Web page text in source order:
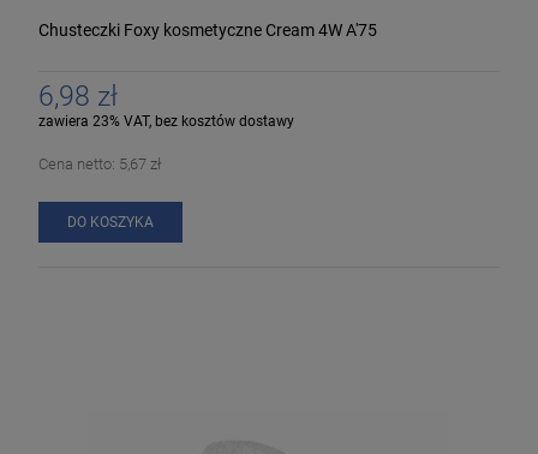
Chusteczki Foxy kosmetyczne Cream 4W A'75
6,98 zł
zawiera 23% VAT, bez kosztów dostawy
Cena netto: 5,67 zł
DO KOSZYKA